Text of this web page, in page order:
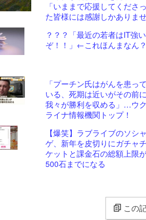
「いままで応援してくださっ
た皆様には感謝しかありま
？？？「最近の若者はIT強い
ぞ！！」←これほんまなん？
「プーチン氏はがんを患って
いる、死期は近いがその前に
我々が勝利を収める」…ウク
ライナ情報機関トップ！
【爆笑】ラブライブのソシャ
ゲ、新年を皮切りにガチャチ
ケットと課金石の総額上限
500石までになる
この